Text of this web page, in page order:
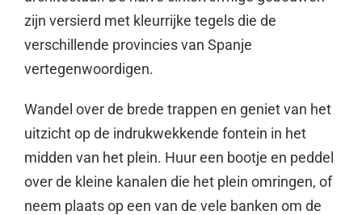
zijn versierd met kleurrijke tegels die de
verschillende provincies van Spanje
vertegenwoordigen.
Wandel over de brede trappen en geniet van het
uitzicht op de indrukwekkende fontein in het
midden van het plein. Huur een bootje en peddel
over de kleine kanalen die het plein omringen, of
neem plaats op een van de vele banken om de